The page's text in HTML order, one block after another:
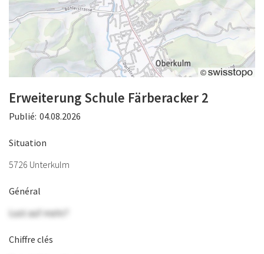
Erweiterung Schule Färberacker 2
Publié: 04.08.2026
Situation
5726 Unterkulm
Général
Lust auf mehr?
Chiffre clés